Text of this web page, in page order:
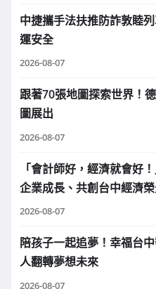
中捷攜手法扶推防詐敦睦
運安全
2026-08-07
跟著70張地圖探索世界！
圖展出
2026-08-07
「會計師好，經濟就會
企業成長、共創台中經濟
2026-08-07
陪孩子一起追夢！幸福台
人翻轉夢想未來
2026-08-07